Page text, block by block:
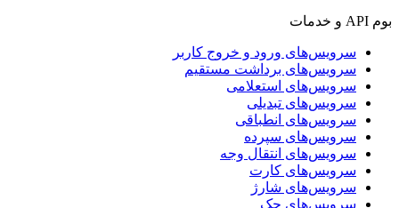
بوم API و خدمات
سرویس‌های ورود و خروج کاربر
سرویس‌های برداشت مستقیم
سرویس‌های استعلامی
سرویس‌های تبدیلی
سرویس‌های انطباقی
سرویس‌های سپرده
سرویس‌های انتقال وجه
سرویس‌های کارت
سرویس‌های شارژ
سرویس‌های چک